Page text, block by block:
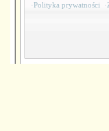
·Polityka prywatności ·